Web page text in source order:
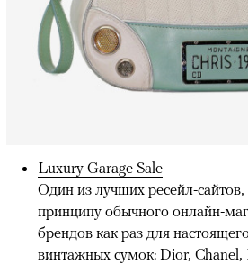
Luxury Garage Sale
Один из лучших ресейл-
принципу обычного онлайн-
брендов как раз для
винтажных сумок: Dior,